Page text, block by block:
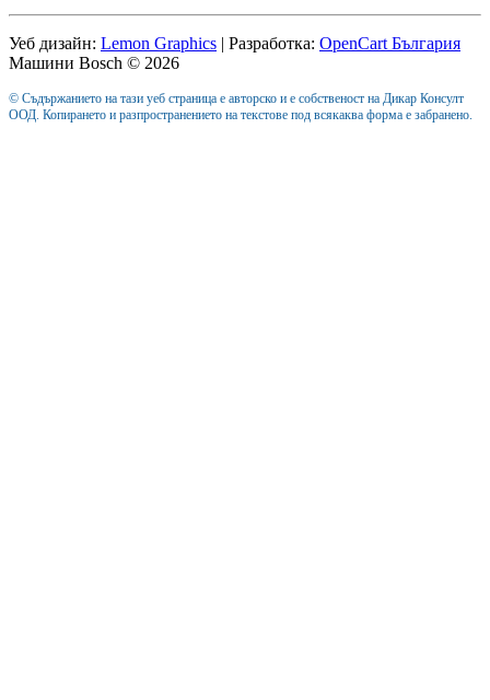
Уеб дизайн: Lemon Graphics | Разработка: OpenCart България
Машини Bosch © 2026
© Съдържанието на тази уеб страница е авторско и е собственост на Дикар Консулт
ООД. Копирането и разпространението на текстове под всякаква форма е забранено.